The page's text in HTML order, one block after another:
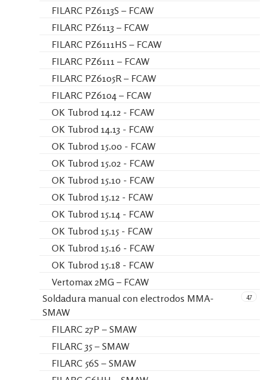
FILARC PZ6113S – FCAW
FILARC PZ6113 – FCAW
FILARC PZ6111HS – FCAW
FILARC PZ6111 – FCAW
FILARC PZ6105R – FCAW
FILARC PZ6104 – FCAW
OK Tubrod 14.12 - FCAW
OK Tubrod 14.13 - FCAW
OK Tubrod 15.00 - FCAW
OK Tubrod 15.02 - FCAW
OK Tubrod 15.10 - FCAW
OK Tubrod 15.12 - FCAW
OK Tubrod 15.14 - FCAW
OK Tubrod 15.15 - FCAW
OK Tubrod 15.16 - FCAW
OK Tubrod 15.18 - FCAW
Vertomax 2MG – FCAW
47
Soldadura manual con electrodos MMA-
SMAW
FILARC 27P – SMAW
FILARC 35 – SMAW
FILARC 56S – SMAW